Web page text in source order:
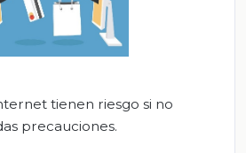
tienen riesgo si no
precauciones.